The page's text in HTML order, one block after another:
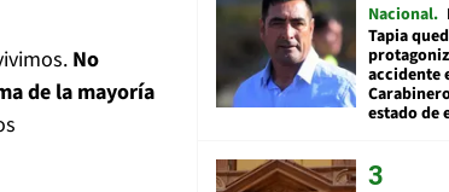
No
de la mayoría
Nacional
Tapia
accidente
estado de